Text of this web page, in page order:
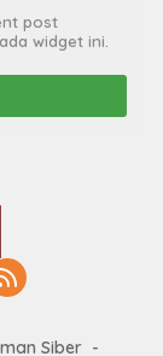
post
widget ini.
Siber